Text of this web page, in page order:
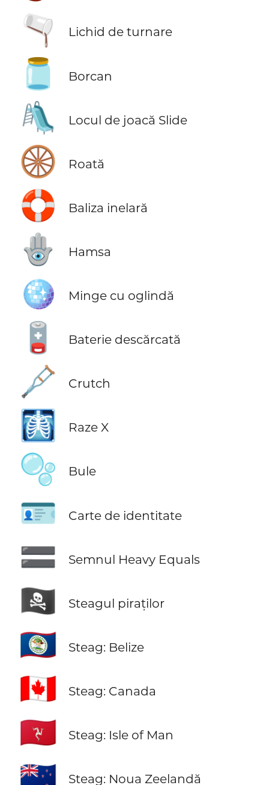
🫗 Lichid de turnare
🫙 Borcan
🛝 Locul de joacă Slide
🛞 Roată
🛟 Baliza inelară
🪬 Hamsa
🪩 Minge cu oglindă
🪫 Baterie descărcată
🩼 Crutch
🩻 Raze X
🫧 Bule
🪪 Carte de identitate
🟰 Semnul Heavy Equals
🏴‍☠️ Steagul piraților
🇧🇿 Steag: Belize
🇨🇦 Steag: Canada
🇮🇲 Steag: Isle of Man
🇳🇿 Steag: Noua Zeelandă